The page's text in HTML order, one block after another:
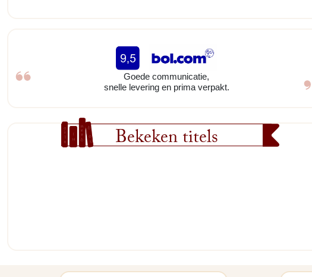
Goede communicatie,
snelle levering en prima verpakt.
Bekeken titels